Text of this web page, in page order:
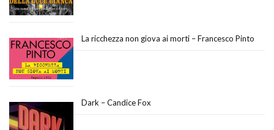
La ricchezza non giova ai morti – Francesco Pinto
Dark – Candice Fox